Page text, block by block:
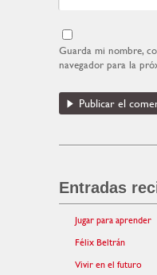
Guarda mi nombre,
navegador para la
Entradas
Jugar para aprender
Félix Beltrán
Vivir en el futuro